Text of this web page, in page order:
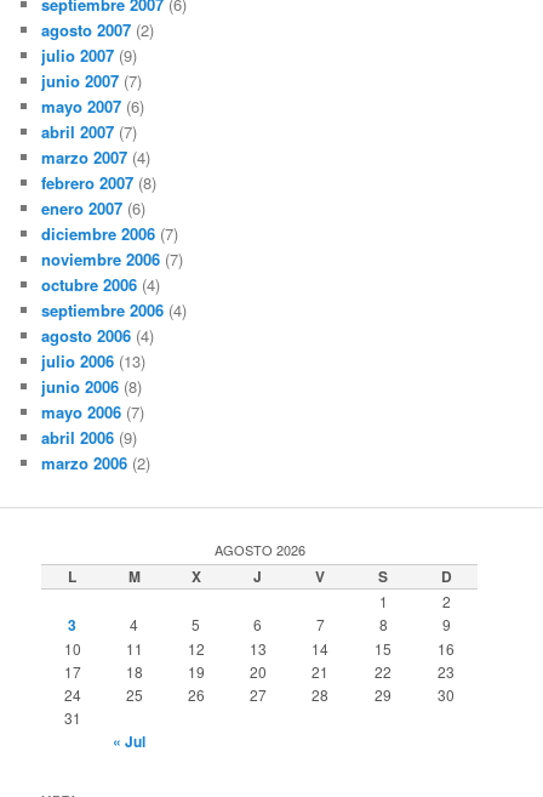
agosto 2007 (2)
julio 2007 (9)
junio 2007 (7)
mayo 2007 (6)
abril 2007 (7)
marzo 2007 (4)
febrero 2007 (8)
enero 2007 (6)
diciembre 2006 (7)
noviembre 2006 (7)
octubre 2006 (4)
septiembre 2006 (4)
agosto 2006 (4)
julio 2006 (13)
junio 2006 (8)
mayo 2006 (7)
abril 2006 (9)
marzo 2006 (2)
AGOSTO 2026
L M X J V S D
1 2
3 4 5 6 7 8
9
10
11 12 13 14 15
16
17
18 19 20 21 22
23
24
25 26 27 28 29
30
31
« Jul